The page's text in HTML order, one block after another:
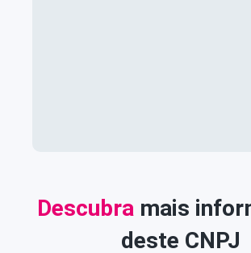
Descubra mais
deste CNPJ